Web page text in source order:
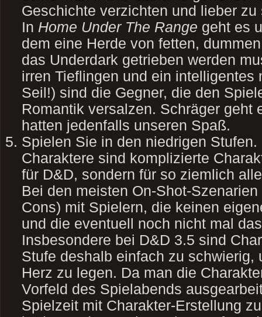
Geschichte verzichten und lieber
In Home Under The Range geht es
dem eine Herde von fetten,
das Underdark getrieben werden
irren Tieflingen und ein intelligentes
Seil!) sind die Gegner, die den
Romantik versalzen. Schräger geht
hatten jedenfalls unseren Spaß.
Spielen Sie in den niedrigen
Charaktere sind komplizierte
für D&D, sondern für so ziemlich
Bei den meisten On-Shot-
Cons) mit Spielern, die keinen
und die eventuell noch nicht mal
Insbesondere bei D&D 3.5 sind
Stufe deshalb einfach zu schwierig,
Herz zu legen. Da man die
Vorfeld des Spielabends
Spielzeit mit Charakter-Erstellung